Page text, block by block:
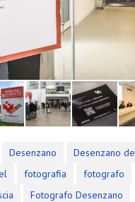
Desenzano
Desenzano
fotografia
fotografo
Fotografo Desenzano